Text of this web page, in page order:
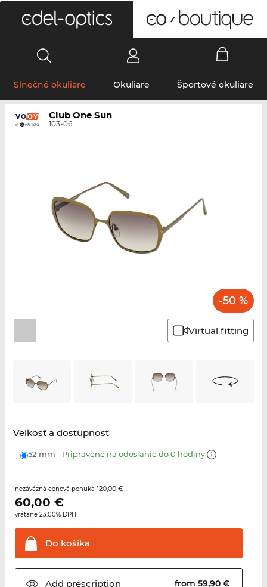
Slnečné okuliare Okuliare Športové okuliare
Club One Sun
103-06
-50 %
Virtual fitting
Veľkosť a dostupnosť
52 mm Pripravené na odoslanie do 0 hodiny
nezáväzná cenová ponuka 120,00 €
60,00 €
vrátane 23.00% DPH
Do košíka
Add prescription from 59,90 €